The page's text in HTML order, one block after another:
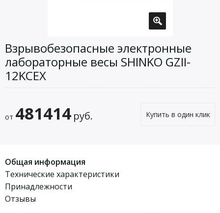
Взрывобезопасные электронные
лабораторные весы SHINKO GZII-
12KCEX
от 481414 руб. Купить в один клик
Общая информация
Технические характеристики
Принадлежности
Отзывы